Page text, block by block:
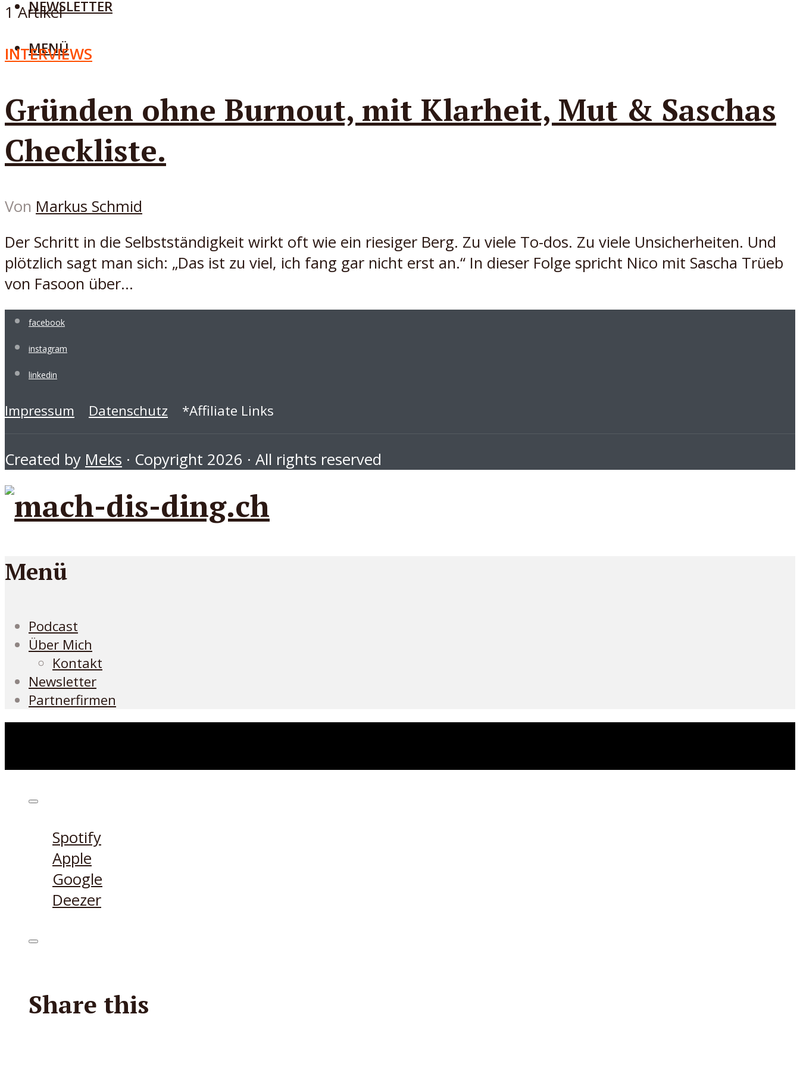
NEWSLETTER
MENÜ
1 Artikel
INTERVIEWS
Gründen ohne Burnout, mit Klarheit, Mut & Saschas
Checkliste.
Von Markus Schmid
Der Schritt in die Selbstständigkeit wirkt oft wie ein riesiger Berg. Zu viele To-dos. Zu viele Unsicherheiten. Und
plötzlich sagt man sich: „Das ist zu viel, ich fang gar nicht erst an.“ In dieser Folge spricht Nico mit Sascha Trüeb
von Fasoon über...
facebook
instagram
linkedin
Impressum Datenschutz *Affiliate Links
Created by Meks · Copyright 2026 · All rights reserved
Menü
Podcast
Über Mich
Kontakt
Newsletter
Partnerfirmen
Spotify
Apple
Google
Deezer
Share this